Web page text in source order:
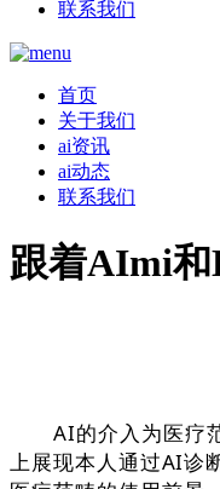
联系我们
首页
关于我们
ai资讯
ai动态
联系我们
跟着AImi和
AI的介入为医疗范
上展现本人通过AI诊